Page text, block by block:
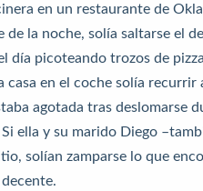
en un restaurante de
de la noche, solía saltarse el
día picoteando trozos de
casa en el coche solía recurrir
agotada tras deslomarse
ella y su marido Diego
solían zamparse lo que